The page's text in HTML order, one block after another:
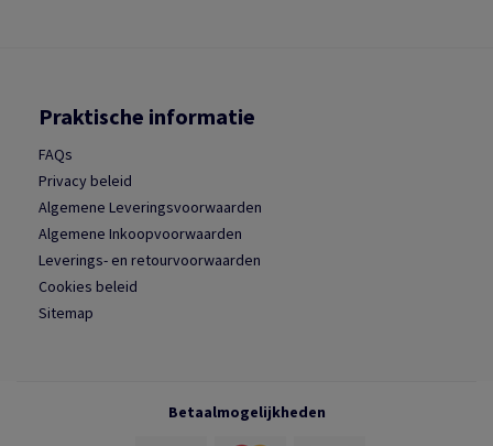
Praktische informatie
FAQs
Privacy beleid
Algemene Leveringsvoorwaarden
Algemene Inkoopvoorwaarden
Leverings- en retourvoorwaarden
Cookies beleid
Sitemap
Betaalmogelijkheden